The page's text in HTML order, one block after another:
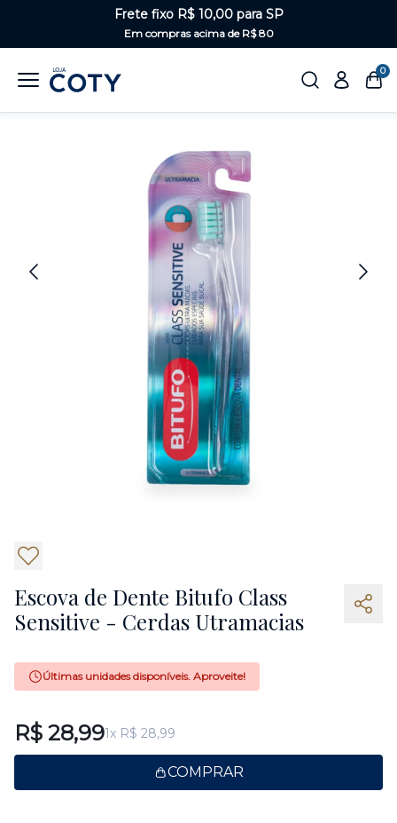
Frete fixo R$ 10,00 para SP
Em compras acima de R$ 80
0
Escova de Dente Bitufo Class
Sensitive - Cerdas Utramacias
Últimas unidades disponíveis. Aproveite!
R$ 28,991x R$ 28,99
COMPRAR